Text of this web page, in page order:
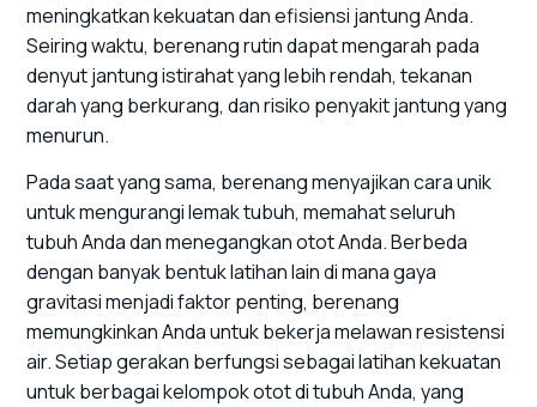
meningkatkan kekuatan dan efisiensi jantung Anda.
Seiring waktu, berenang rutin dapat mengarah pada
denyut jantung istirahat yang lebih rendah, tekanan
darah yang berkurang, dan risiko penyakit jantung yang
menurun.
Pada saat yang sama, berenang menyajikan cara unik
untuk mengurangi lemak tubuh, memahat seluruh
tubuh Anda dan menegangkan otot Anda. Berbeda
dengan banyak bentuk latihan lain di mana gaya
gravitasi menjadi faktor penting, berenang
memungkinkan Anda untuk bekerja melawan resistensi
air. Setiap gerakan berfungsi sebagai latihan kekuatan
untuk berbagai kelompok otot di tubuh Anda, yang